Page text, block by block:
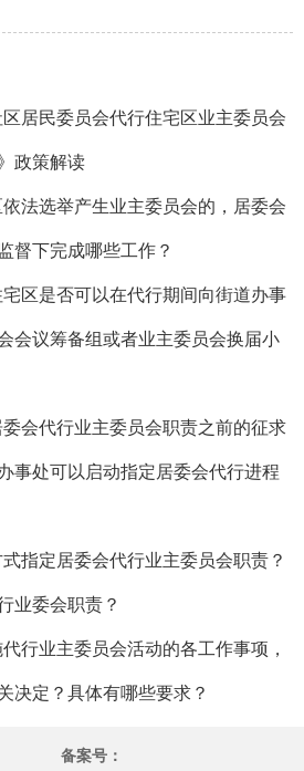
区居民委员会代行住宅区业主委员会
政策解读
法选举产生业主委员会的，居委会
督下完成哪些工作？
区是否可以在代行期间向街道办事
会议筹备组或者业主委员会换届小
会代行业主委员会职责之前的征求
事处可以启动指定居委会代行进程
指定居委会代行业主委员会职责？
业委会职责？
行业主委员会活动的各工作事项，
决定？具体有哪些要求？
备案号：